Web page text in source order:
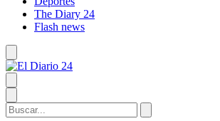
The Diary 24
Flash news